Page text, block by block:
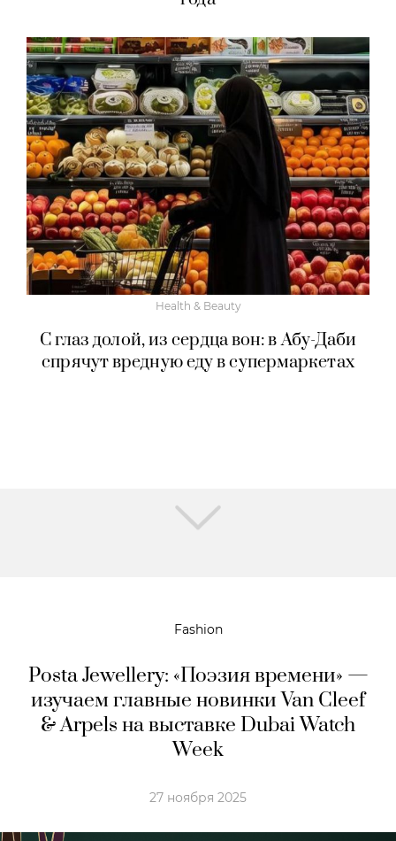
Health & Beauty
С глаз долой, из сердца вон: в Абу-Даби
спрячут вредную еду в супермаркетах
Fashion
Posta Jewellery: «Поэзия времени» —
изучаем главные новинки Van Cleef
& Arpels на выставке Dubai Watch
Week
27 ноября 2025